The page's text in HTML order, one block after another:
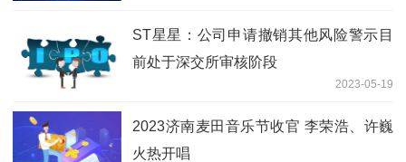
ST星星：公司申请撤销其他风险警示目
前处于深交所审核阶段
2023-05-19
2023济南麦田音乐节收官 李荣浩、许巍
火热开唱